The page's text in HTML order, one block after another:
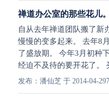
禅道办公室的那些花儿
自从去年禅道团队搬了新
慢慢的变多起来。 去年8
了盛放期。 今年3月初种
经迫不及待的要开花了。
发布：潘仙芝 于 2014-04-29